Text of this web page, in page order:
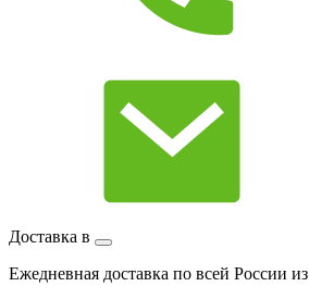
Доставка в
Ежедневная доставка по всей России